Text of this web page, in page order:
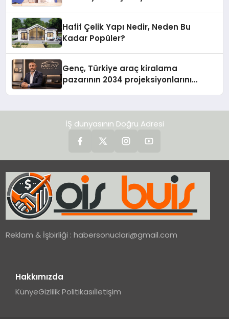
Hafif Çelik Yapı Nedir, Neden Bu
Kadar Popüler?
Genç, Türkiye araç kiralama
pazarının 2034 projeksiyonlarını
İŞ dünyasının Doğru Adresi
Reklam & İşbirliği :habersonuclari@gmail.com
Hakkımızda
KünyeGizlilik Politikasıİletişim